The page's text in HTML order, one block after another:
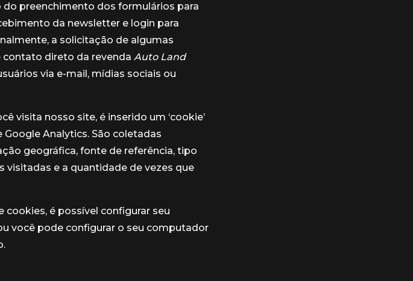
preenchimento dos formulários para
da newsletter e login para
a solicitação de algumas
direto da revenda Auto Land
via e-mail, mídias sociais ou
visita nosso site, é inserido um ‘cookie’
Analytics. São coletadas
geográfica, fonte de referência, tipo
visitadas e a quantidade de vezes que
cookies, é possível configurar seu
você pode configurar o seu computador